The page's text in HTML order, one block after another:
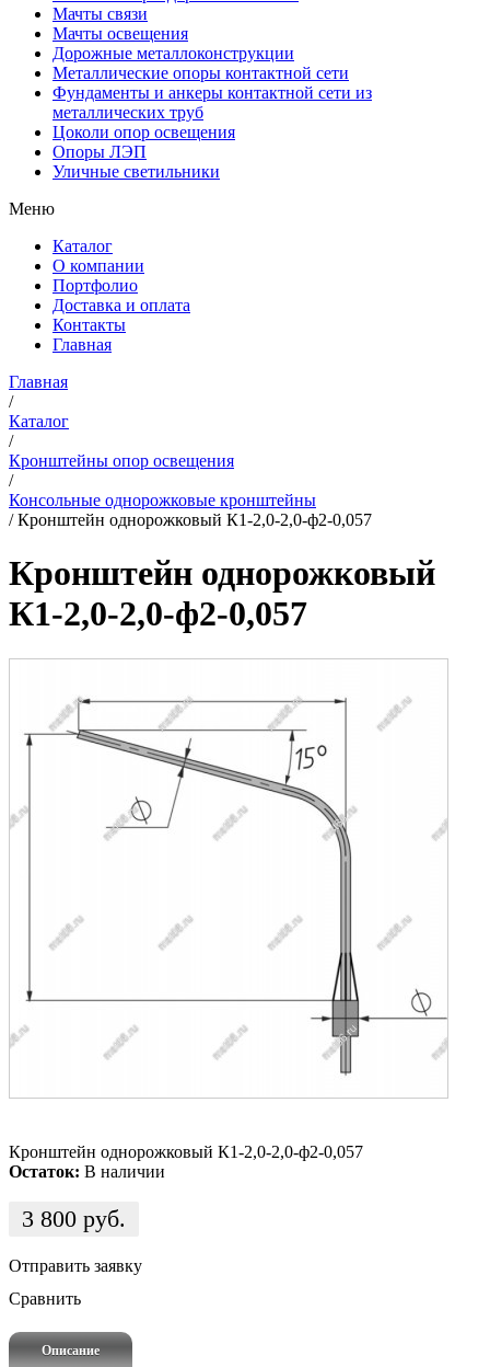
Мачты связи
Мачты освещения
Дорожные металлоконструкции
Металлические опоры контактной сети
Фундаменты и анкеры контактной сети из
металлических труб
Цоколи опор освещения
Опоры ЛЭП
Уличные светильники
Меню
Каталог
О компании
Портфолио
Доставка и оплата
Контакты
Главная
Главная
/
Каталог
/
Кронштейны опор освещения
/
Консольные однорожковые кронштейны
/Кронштейн однорожковый К1-2,0-2,0-ф2-0,057
Кронштейн однорожковый
К1-2,0-2,0-ф2-0,057
Кронштейн однорожковый К1-2,0-2,0-ф2-0,057
Остаток: В наличии
3 800 руб.
Отправить заявку
Сравнить
Описание